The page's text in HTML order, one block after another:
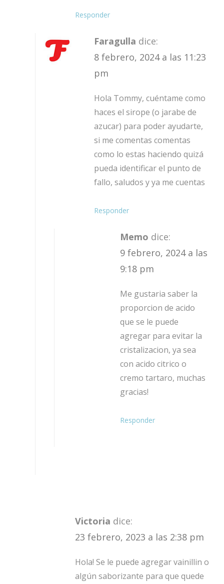
Responder
Faragulla dice:
8 febrero, 2024 a las 11:23
pm
Hola Tommy, cuéntame como
haces el sirope (o jarabe de
azucar) para poder ayudarte,
si me comentas comentas
como lo estas haciendo quizá
pueda identificar el punto de
fallo, saludos y ya me cuentas
Responder
Memo dice:
9 febrero, 2024 a las
9:18 pm
Me gustaria saber la
proporcion de acido
que se le puede
agregar para evitar la
cristalizacion, ya sea
con acido citrico o
cremo tartaro, muchas
gracias!
Responder
Victoria dice:
23 febrero, 2023 a las 2:38 pm
Hola! Se le puede agregar vainillin o
algún saborizante para que quede